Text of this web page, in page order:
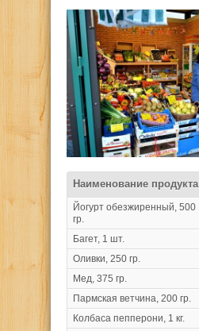
Наименование продукта
Йогурт обезжиренный, 500
гр.
Багет, 1 шт.
Оливки, 250 гр.
Мед, 375 гр.
Пармская ветчина, 200 гр.
Колбаса пепперони, 1 кг.